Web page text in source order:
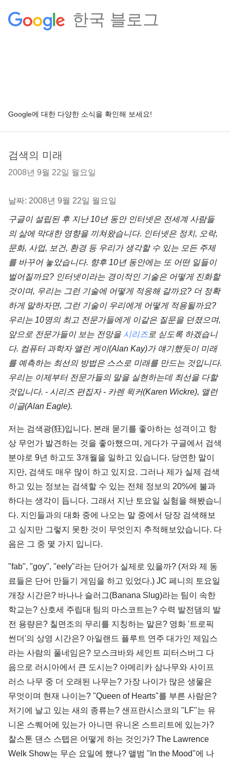
한국 블로그
Google에 대한 다양한 소식을 확인해 보세요!
검색의 미래
2008년 9월 22일 월요일
날짜: 2008년 9월 22일 월요일
구글이 설립된 후 지난 10년 동안 인터넷은 전세계 사람들
의 삶에 막대한 영향을 끼쳐왔습니다. 인터넷은 정치, 오락,
문화, 사업, 보건, 환경 등 우리가 생각할 수 있는 모든 주제
를 바꾸어 놓았습니다. 향후 10년 동안에는 또 어떤 일들이
벌어질까요? 인터넷이라는 경이적인 기술은 어떻게 진화할
것이며, 우리는 그런 기술에 어떻게 적응해 갈까요? 더 정확
하게 말하자면, 그런 기술이 우리에게 어떻게 적용될까요?
우리는 10명의 최고 전문가들에게 이같은 질문을 던졌으며,
앞으로 전문가들이 보는 전망을 시리즈 로 싣도록 하겠습니
다. 컴퓨터 과학자 앨런 케이(Alan Kay)가 얘기했듯이 미래
를 예측하는 최선의 방법은 스스로 미래를 만드는 것입니다.
우리는 이제부터 전문가들의 말을 실현하는데 최선을 다할
것입니다. - 시리즈 편집자 - 카렌 윅커(Karen Wickre), 앨런
이글(Alan Eagle).
저는 검색광(狂)입니다. 본래 묻기를 좋아하는 성격이고 항
상 무언가 발견하는 것을 좋아했으며, 게다가 구글에서 검색
분야로 9년 하고도 3개월을 일하고 있습니다. 당연한 말이
지만, 검색도 매우 많이 하고 있지요. 그러나 제가 실제 검색
하고 있는 정보는 검색할 수 있는 전체 정보의 20%에 불과
하다는 생각이 듭니다. 그래서 지난 토요일 실험을 해봤습니
다. 지인들과의 대화 중에 나오는 말 중에서 당장 검색해보
고 싶지만 그렇지 못한 것이 무엇인지 추적해보았습니다. 다
음은 그 중 몇 가지 입니다.
"fab", "goy", "eely"라는 단어가 실제로 있을까? (저와 제 동
료들은 단어 만들기 게임을 하고 있었다.) JC 페니의 토요일
개장 시간은? 바나나 슬러그(Banana Slug)라는 팀이 속한
학교는? 산호세 주립대 팀의 마스코트는? 수력 발전댐의 발
전 용량은? 칠면조의 무리를 지칭하는 말은? 영화 '트로픽
썬더'의 상영 시간은? 아일랜드 플루트 연주 대가인 제임스
라는 사람의 풀네임은? 모스크바와 세인트 피터스버그 다
음으로 러시아에서 큰 도시는? 아메리카 삼나무와 사이프
러스 나무 중 더 오래된 나무는? 가장 나이가 많은 생물은
무엇이며 현재 나이는? "Queen of Hearts"를 부른 사람은?
저기에 날고 있는 새의 종류는? 샌프란시스코의 "LF"는 유
니온 스퀘어에 있는가 아니면 유니온 스트리트에 있는가?
찰스톤 댄스 스텝은 어떻게 하는 것인가? The Lawrence
Welk Show는 무슨 요일에 했나? 앨범 "In the Mood"에 나